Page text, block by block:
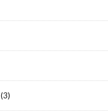
(3)